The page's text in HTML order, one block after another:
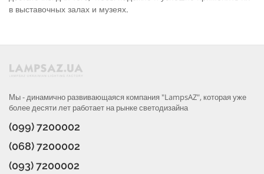
в выставочных залах и музеях.
Мы - динамично развивающаяся компания "LampsAZ", которая уже
более десяти лет работает на рынке светодизайна
(099) 7200002
(068) 7200002
(093) 7200002